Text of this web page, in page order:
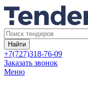
Найти
+7(727)318-76-09
Заказать звонок
Меню